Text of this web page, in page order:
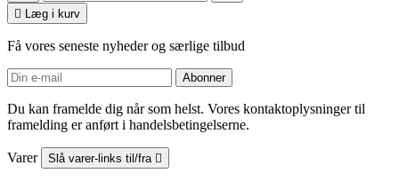
 Læg i kurv
Få vores seneste nyheder og særlige tilbud
Du kan framelde dig når som helst. Vores kontaktoplysninger til
framelding er anført i handelsbetingelserne.
Varer Slå varer-links til/fra 